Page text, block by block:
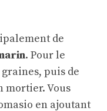
de
. Pour le
puis de
mortier. Vous
en ajoutant